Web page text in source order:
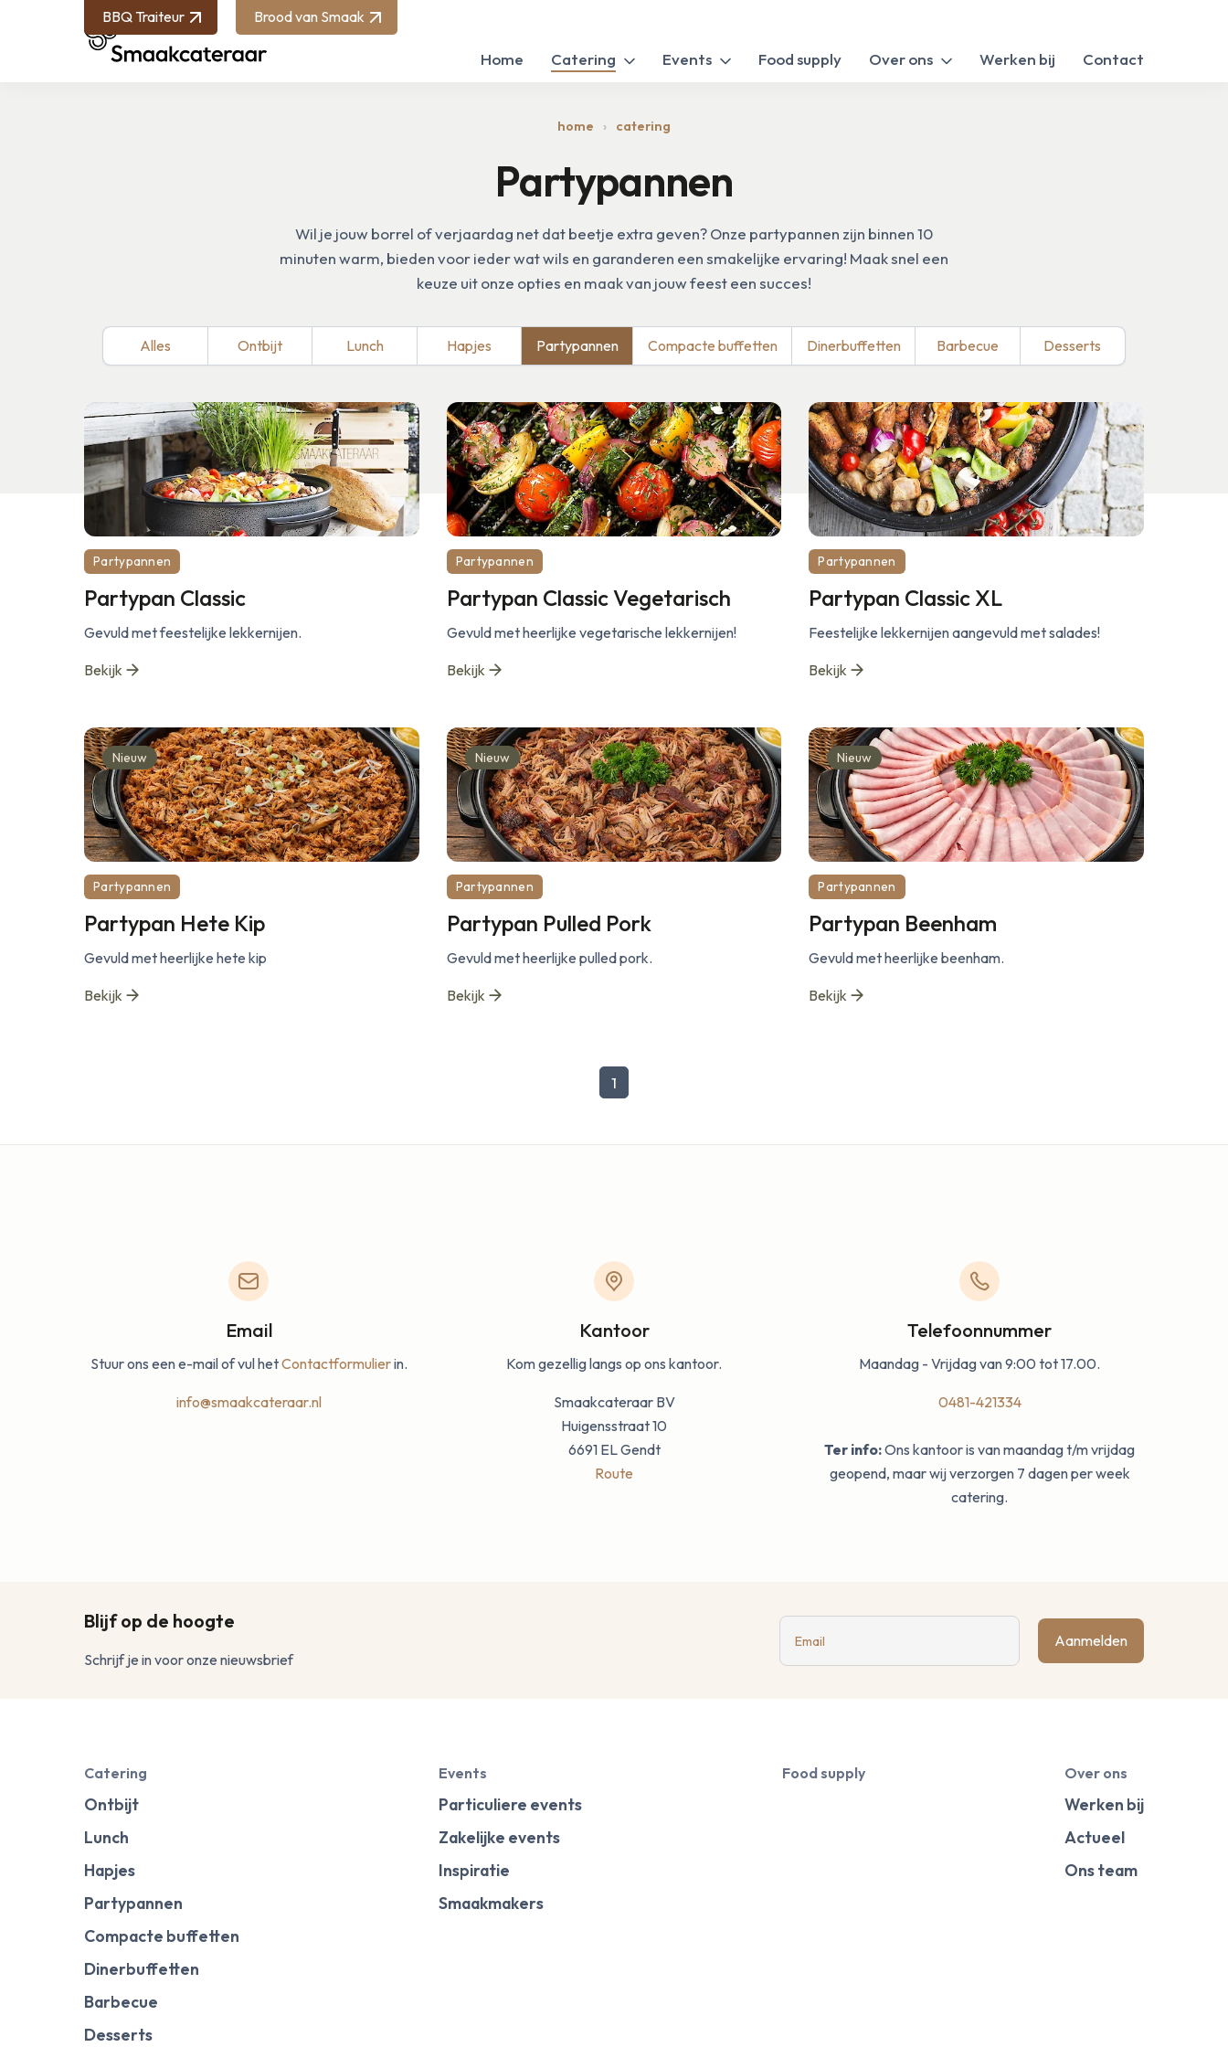
Home Catering Events Food supply Over ons Werken bij Contact
BBQ Traiteur Brood van Smaak
home catering
Partypannen
Wil je jouw borrel of verjaardag net dat beetje extra geven? Onze partypannen zijn binnen 10
minuten warm, bieden voor ieder wat wils en garanderen een smakelijke ervaring! Maak snel een
keuze uit onze opties en maak van jouw feest een succes!
Alles Ontbijt Lunch Hapjes Partypannen Compacte buffetten Dinerbuffetten Barbecue Desserts
Partypannen
Partypan Classic
Gevuld met feestelijke lekkernijen.
Bekijk
Partypannen
Partypan Classic Vegetarisch
Gevuld met heerlijke vegetarische lekkernijen!
Bekijk
Partypannen
Partypan Classic XL
Feestelijke lekkernijen aangevuld met salades!
Bekijk
Nieuw
Partypannen
Partypan Hete Kip
Gevuld met heerlijke hete kip
Bekijk
Nieuw
Partypannen
Partypan Pulled Pork
Gevuld met heerlijke pulled pork.
Bekijk
Nieuw
Partypannen
Partypan Beenham
Gevuld met heerlijke beenham.
Bekijk
1
Email
Stuur ons een e-mail of vul hetContactformulierin.
info@smaakcateraar.nl
Kantoor
Kom gezellig langs op ons kantoor.
Smaakcateraar BV
Huigensstraat 10
6691 EL Gendt
Route
Telefoonnummer
Maandag - Vrijdag van 9:00 tot 17.00.
0481-421334
Ter info:Ons kantoor is van maandag t/m vrijdag
geopend, maar wij verzorgen 7 dagen per week
catering.
Blijf op de hoogte
Schrijf je in voor onze nieuwsbrief
Email Aanmelden
Catering
Ontbijt
Lunch
Hapjes
Partypannen
Compacte buffetten
Dinerbuffetten
Barbecue
Desserts
Events
Particuliere events
Zakelijke events
Inspiratie
Smaakmakers
Food supply Over ons
Werken bij
Actueel
Ons team